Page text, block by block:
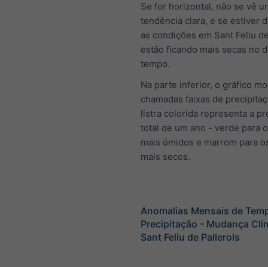
Se for horizontal, não se vê
tendência clara, e se estiver
as condições em Sant Feliu
estão ficando mais secas no
tempo.
Na parte inferior, o gráfico
chamadas faixas de
listra colorida representa a
total de um ano - verde para
mais úmidos e marrom para
mais secos.
Anomalias Mensais de
Precipitação - Mudança
Sant Feliu de Pallerols